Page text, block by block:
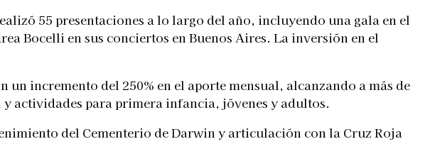
55 presentaciones a lo largo del año, incluyendo una gala en el
Bocelli en sus conciertos en Buenos Aires. La inversión en el
incremento del 250% en el aporte mensual, alcanzando a más de
actividades para primera infancia, jóvenes y adultos.
del Cementerio de Darwin y articulación con la Cruz Roja